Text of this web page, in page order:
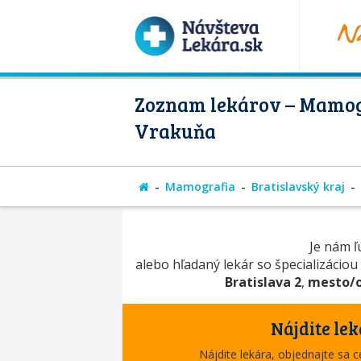
Zoznam lekárov –
Vrakuňa
Mamografia Bratislavský kraj
Je nám
alebo hľadaný lekár so špecializáciou
Bratislava 2, mesto/
Nájdite
Nájdite lekára, objednajte sa